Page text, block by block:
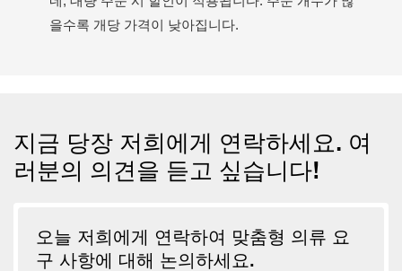
을수록 개당 가격이 낮아집니다.
지금 당장 저희에게 연락하세요. 여
러분의 의견을 듣고 싶습니다!
오늘 저희에게 연락하여 맞춤형 의류 요
구 사항에 대해 논의하세요.